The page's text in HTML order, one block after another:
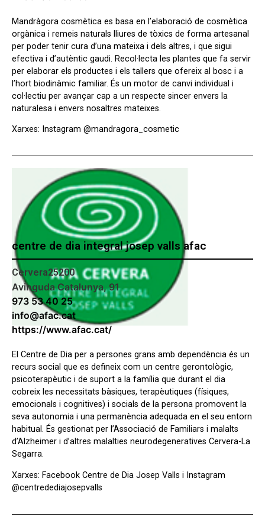
Mandràgora cosmètica es basa en l’elaboració de cosmètica
orgànica i remeis naturals lliures de tòxics de forma artesanal
per poder tenir cura d’una mateixa i dels altres, i que sigui
efectiva i d’autèntic gaudi. Recol·lecta les plantes que fa servir
per elaborar els productes i els tallers que ofereix al bosc i a
l’hort biodinàmic familiar. És un motor de canvi individual i
col·lectiu per avançar cap a un respecte sincer envers la
naturalesa i envers nosaltres mateixes.
Xarxes: Instagram @mandragora_cosmetic
centre de dia integral josep valls afac
Cervera25200
Avinguda Catalunya, 91
973 53 40 25
info@afac.cat
https://www.afac.cat/
El Centre de Dia per a persones grans amb dependència és un
recurs social que es defineix com un centre gerontològic,
psicoterapèutic i de suport a la família que durant el dia
cobreix les necessitats bàsiques, terapèutiques (físiques,
emocionals i cognitives) i socials de la persona promovent la
seva autonomia i una permanència adequada en el seu entorn
habitual. És gestionat per l’Associació de Familiars i malalts
d’Alzheimer i d’altres malalties neurodegeneratives Cervera-La
Segarra.
Xarxes: Facebook Centre de Dia Josep Valls i Instagram
@centredediajosepvalls